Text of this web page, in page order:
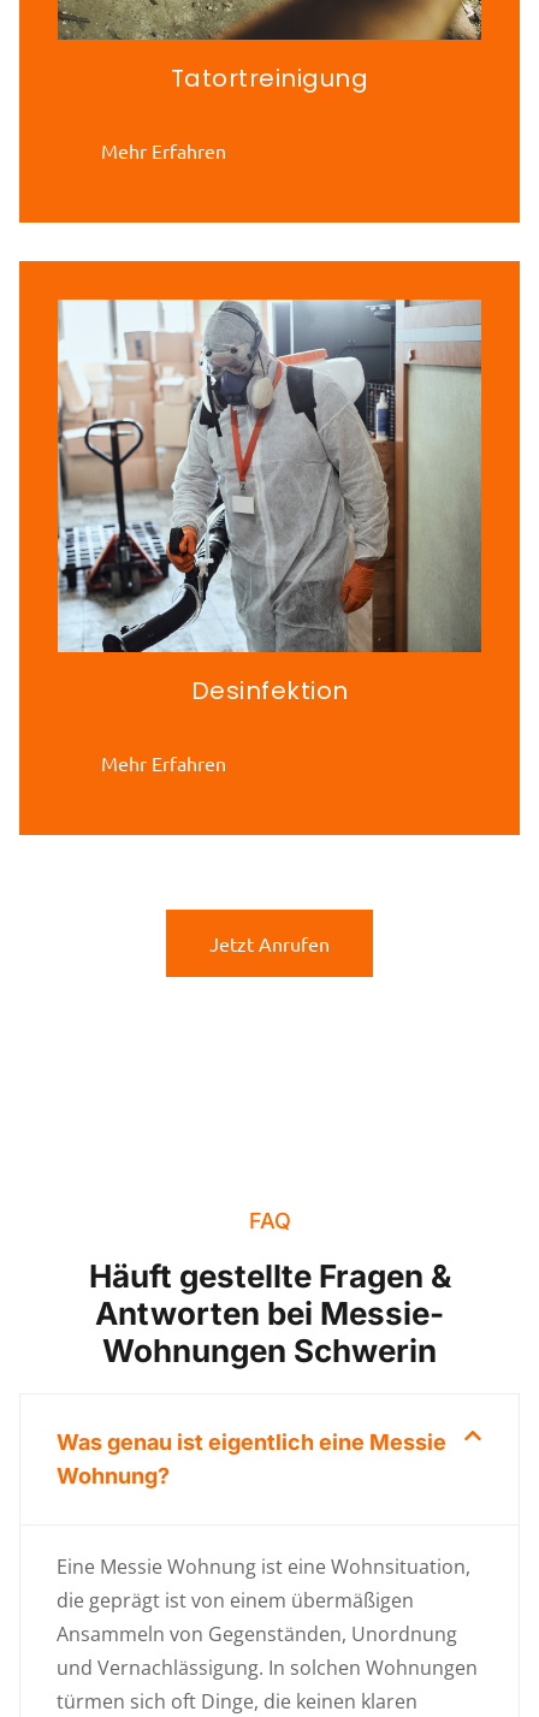
Tatortreinigung
Mehr Erfahren
Desinfektion
Mehr Erfahren
Jetzt Anrufen
FAQ
Häuft gestellte Fragen &
Antworten bei Messie-
Wohnungen Schwerin
Was genau ist eigentlich eine Messie
Wohnung?
Eine Messie Wohnung ist eine Wohnsituation,
die geprägt ist von einem übermäßigen
Ansammeln von Gegenständen, Unordnung
und Vernachlässigung. In solchen Wohnungen
türmen sich oft Dinge, die keinen klaren